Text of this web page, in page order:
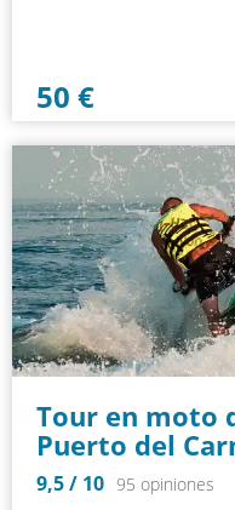
50 €
Tour en moto
Puerto del
9,5/ 10 95 opiniones